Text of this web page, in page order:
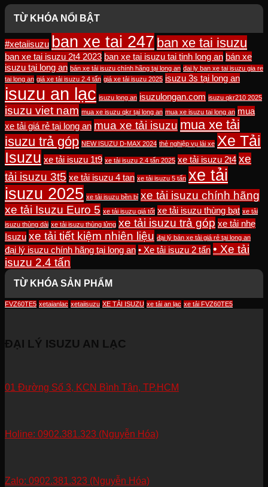
TỪ KHÓA NỔI BẬT
#xetaiisuzu ban xe tai 247 ban xe tai isuzu
ban xe tai isuzu 2t4 2023 ban xe tai isuzu tai tinh long an bán xe
isuzu tại long an bán xe tải isuzu chính hãng tại long an dai ly ban xe tai isuzu gia re
tai long an giá xe tải isuzu 2.4 tấn giá xe tải isuzu 2025 isuzu 3s tại long an
isuzu an lạc isuzu long an isuzulongan.com isuzu qkr210 2025
isuzu viet nam mua xe isuzu qkr tại long an mua xe isuzu tai long an mua
xe tải giá rẻ tại long an mua xe tải isuzu mua xe tải
isuzu trả góp NEW ISUZU D-MAX 2024 thẻ nghiệp vụ lái xe Xe Tải
Isuzu xe tải isuzu 1t9 xe tải isuzu 2.4 tấn 2025 xe tải isuzu 2t4 xe
tải isuzu 3t5 xe tải isuzu 4 tan xe tải isuzu 5 tấn xe tải
isuzu 2025 xe tải isuzu bền bỉ xe tải isuzu chính hãng
xe tải Isuzu Euro 5 xe tải isuzu giá tốt xe tải isuzu thùng bạt xe tải
isuzu thùng dài xe tải isuzu thùng lửng xe tải isuzu trả góp xe tải nhẹ
Isuzu xe tải tiết kiệm nhiên liệu đại lý bán xe tải giá rẻ tại long an
đại lý isuzu chính hãng tại long an • Xe tải isuzu 2 tấn • Xe tải
isuzu 2.4 tấn
TỪ KHÓA SẢN PHẨM
FVZ60TE5 xetaianlac xetaiisuzu XE TẢI ISUZU xe tải an lạc xe tải FVZ60TE5
ĐẠI LÝ ISUZU AN LẠC
01 Đường Số 3, KCN Bình Tân, TP.HCM
Holine: 0902.381.323 (Nguyễn Hóa)
Zalo: 0902.381.323 (Nguyễn Hóa)